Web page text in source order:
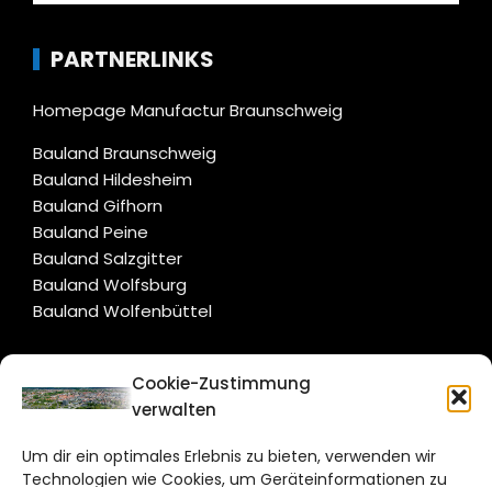
Cookie-Zustimmung
verwalten
Um dir ein optimales Erlebnis zu bieten, verwenden wir
Technologien wie Cookies, um Geräteinformationen zu
PARTNERLINKS
Homepage Manufactur Braunschweig
Bauland Braunschweig
Bauland Hildesheim
Bauland Gifhorn
Bauland Peine
Bauland Salzgitter
Bauland Wolfsburg
Bauland Wolfenbüttel
CITYLIFE!
Bruchtorwall 12